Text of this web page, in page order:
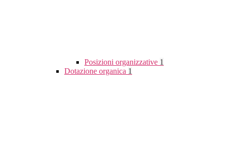
Posizioni organizzative 1
Dotazione organica 1